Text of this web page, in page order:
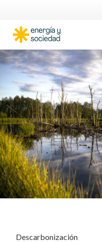
Descarbonización